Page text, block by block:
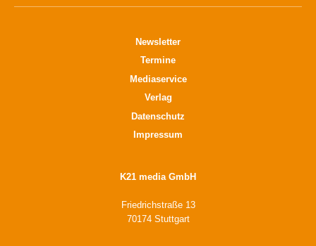
Newsletter
Termine
Mediaservice
Verlag
Datenschutz
Impressum
K21 media GmbH
Friedrichstraße 13
70174 Stuttgart